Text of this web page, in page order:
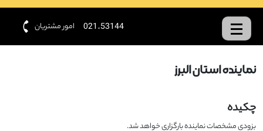
021-53144 امور مشتریان
نماینده استان البرز
چکیده
بزودی مشخصات نماینده بارگزاری خواهد شد.